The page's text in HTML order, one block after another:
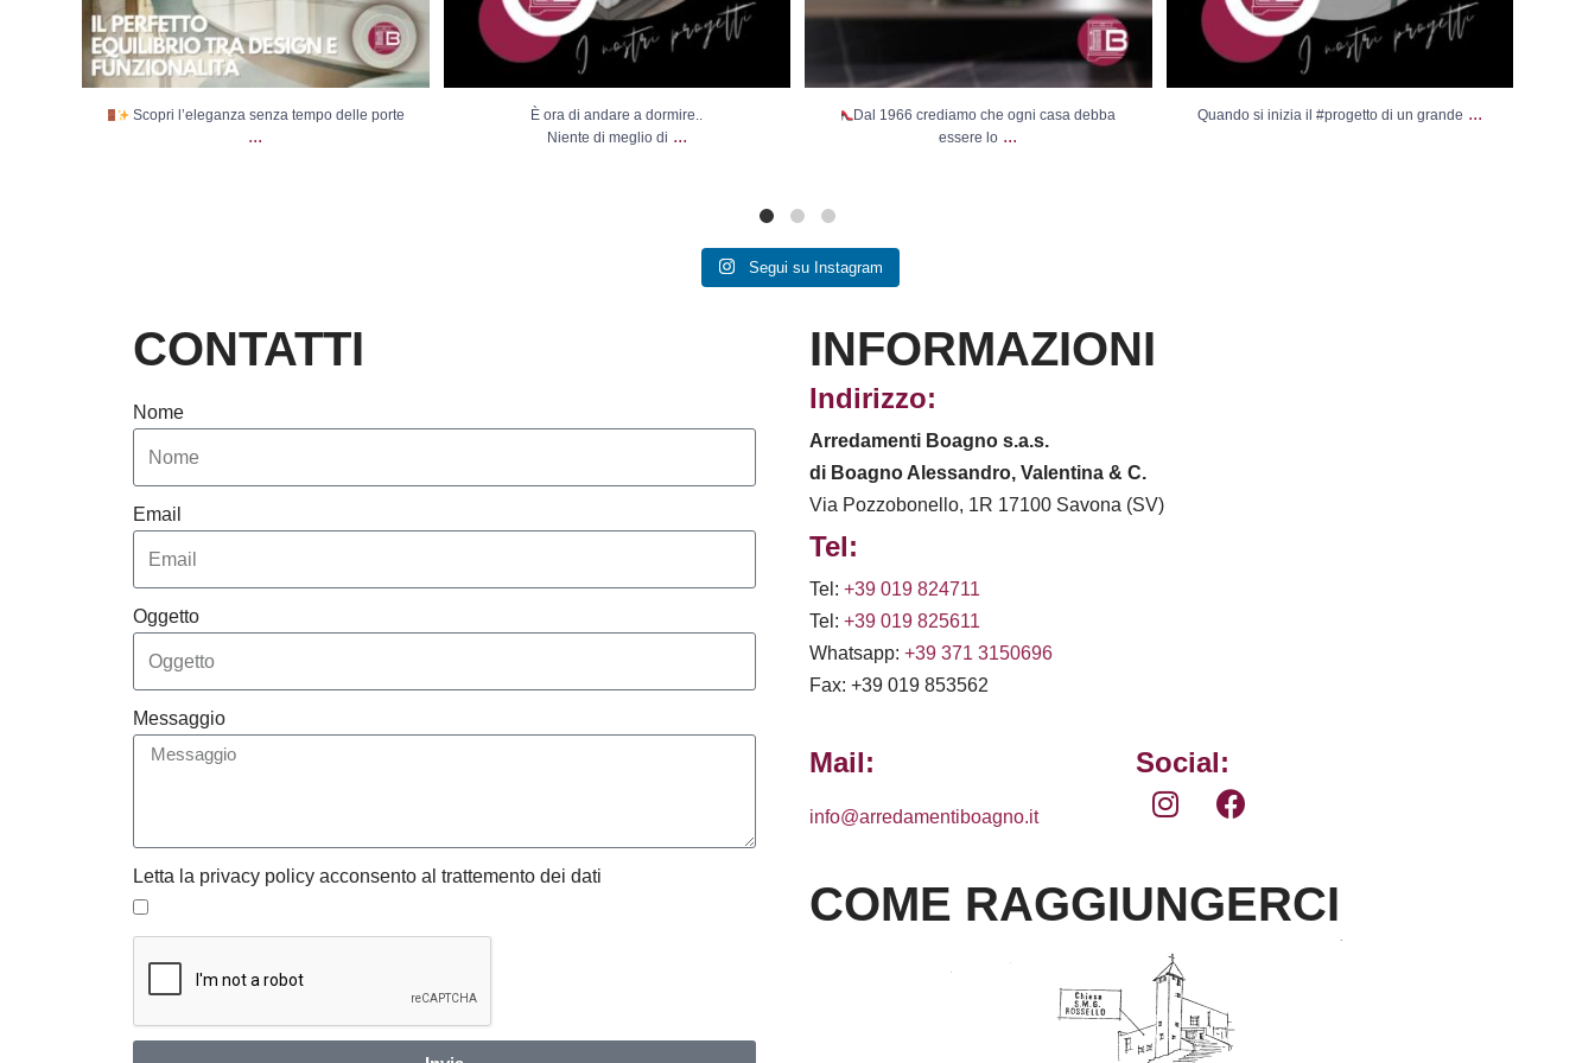
Scopri l’eleganza senza tempo delle porte
...
È ora di andare a dormire..
Niente di meglio di ...
Dal 1966 crediamo che ogni casa debba
essere lo ...
Quando si inizia il #progetto di un grande ...
Segui su Instagram
CONTATTI
Nome
Email
Oggetto
Messaggio
Letta la privacy policy acconsento al trattemento dei dati
INFORMAZIONI
Indirizzo:
Arredamenti Boagno s.a.s.
di Boagno Alessandro, Valentina & C.
Via Pozzobonello, 1R 17100 Savona (SV)
Tel:
Tel: +39 019 824711
Tel: +39 019 825611
Whatsapp: +39 371 3150696
Fax: +39 019 853562
Mail:
info@arredamentiboagno.it
Social:
COME RAGGIUNGERCI